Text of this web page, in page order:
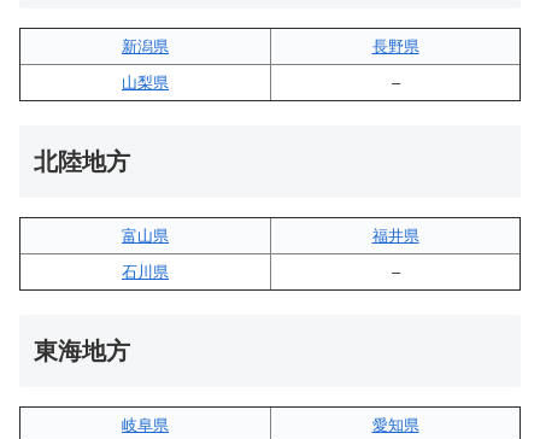
新潟県
長野県
山梨県
–
北陸地方
富山県
福井県
石川県
–
東海地方
岐阜県
愛知県